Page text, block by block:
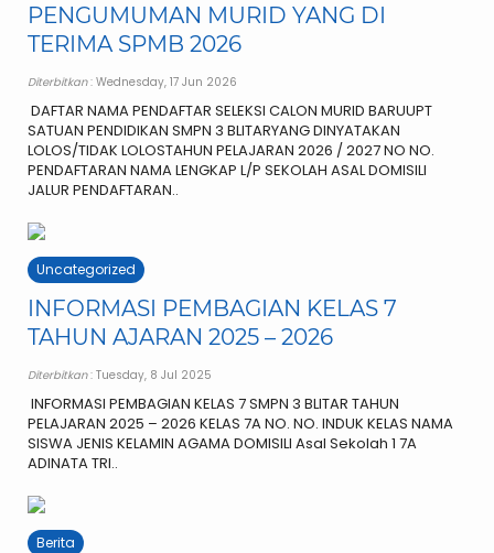
PENGUMUMAN MURID YANG DI
TERIMA SPMB 2026
Diterbitkan: Wednesday, 17 Jun 2026
DAFTAR NAMA PENDAFTAR SELEKSI CALON MURID BARUUPT
SATUAN PENDIDIKAN SMPN 3 BLITARYANG DINYATAKAN
LOLOS/TIDAK LOLOSTAHUN PELAJARAN 2026 / 2027 NO NO.
PENDAFTARAN NAMA LENGKAP L/P SEKOLAH ASAL DOMISILI
JALUR PENDAFTARAN..
Uncategorized
INFORMASI PEMBAGIAN KELAS 7
TAHUN AJARAN 2025 – 2026
Diterbitkan: Tuesday, 8 Jul 2025
INFORMASI PEMBAGIAN KELAS 7 SMPN 3 BLITAR TAHUN
PELAJARAN 2025 – 2026 KELAS 7A NO. NO. INDUK KELAS NAMA
SISWA JENIS KELAMIN AGAMA DOMISILI Asal Sekolah 1 7A
ADINATA TRI..
Berita